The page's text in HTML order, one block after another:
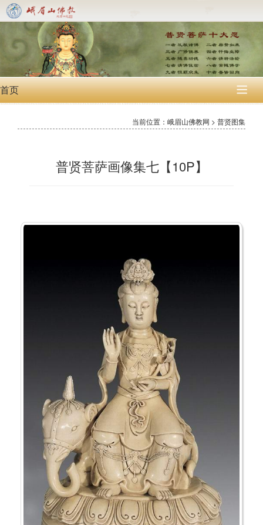
首页 
当前位置：峨眉山佛教网 > 普贤图集
普贤菩萨画像集七【10P】